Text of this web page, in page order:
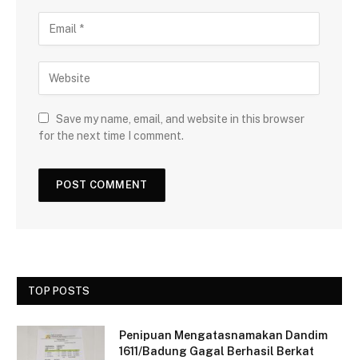
Save my name, email, and website in this browser
for the next time I comment.
TOP POSTS
Penipuan Mengatasnamakan Dandim
1611/Badung Gagal Berhasil Berkat